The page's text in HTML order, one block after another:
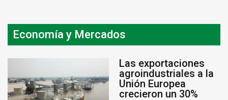
Economía y Mercados
Las exportaciones
agroindustriales a la
Unión Europea
crecieron un 30%